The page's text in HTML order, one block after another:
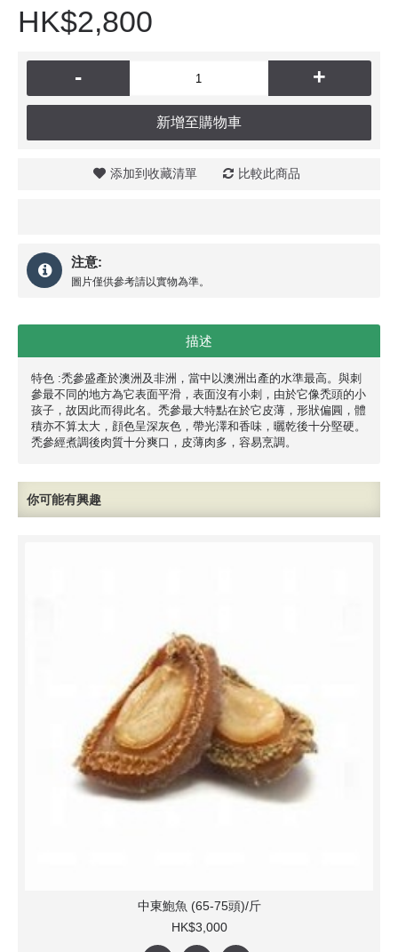
HK$2,800
- +
新增至購物車
添加到收藏清單 比較此商品
注意:
圖片僅供參考請以實物為準。
描述
特色 :禿參盛產於澳洲及非洲，當中以澳洲出產的水準最高。與刺
參最不同的地方為它表面平滑，表面沒有小刺，由於它像禿頭的小
孩子，故因此而得此名。禿參最大特點在於它皮薄，形狀偏圓，體
積亦不算太大，顔色呈深灰色，帶光澤和香味，曬乾後十分堅硬。
禿參經煮調後肉質十分爽口，皮薄肉多，容易烹調。
你可能有興趣
中東鮑魚 (65-75頭)/斤
HK$3,000